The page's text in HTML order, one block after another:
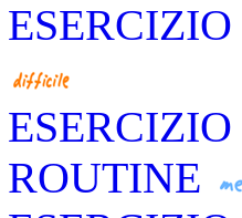
ROUTINE